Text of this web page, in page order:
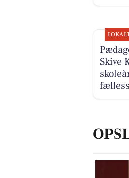
Skive